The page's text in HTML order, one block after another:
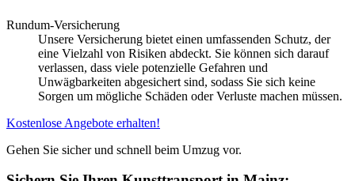
Rundum-Versicherung
Unsere Versicherung bietet einen umfassenden Schutz, der
eine Vielzahl von Risiken abdeckt. Sie können sich darauf
verlassen, dass viele potenzielle Gefahren und
Unwägbarkeiten abgesichert sind, sodass Sie sich keine
Sorgen um mögliche Schäden oder Verluste machen müssen.
Kostenlose Angebote erhalten!
Gehen Sie sicher und schnell beim Umzug vor.